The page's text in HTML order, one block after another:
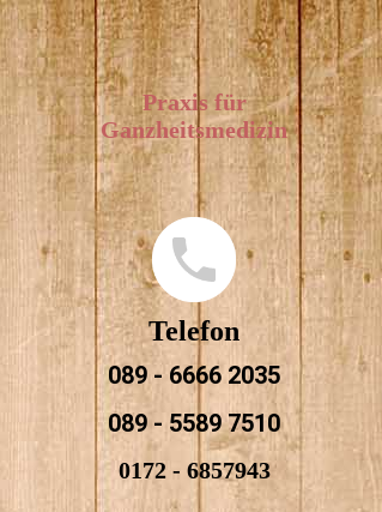
Praxis für
Ganzheitsmedizin
Telefon
089 - 6666 2035
089 - 5589 7510
0172 - 6857943